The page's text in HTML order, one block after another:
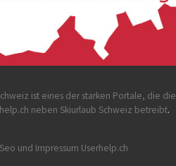
ist eines der starken Portale, die die
neben Skiurlaub Schweiz betreibt.
Seo und Impressum Userhelp.ch